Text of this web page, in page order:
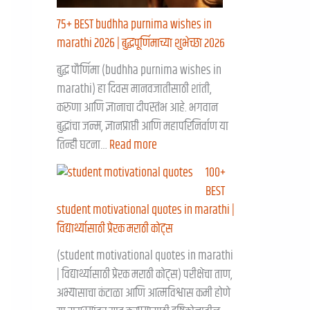
75+ BEST budhha purnima wishes in
marathi 2026 | बुद्धपूर्णिमाच्या शुभेच्छा २०२६
बुद्ध पौर्णिमा (budhha purnima wishes in
marathi) हा दिवस मानवजातीसाठी शांती,
करुणा आणि ज्ञानाचा दीपस्तंभ आहे. भगवान
बुद्धांचा जन्म, ज्ञानप्राप्ती आणि महापरिनिर्वाण या
तिन्ही घटना…Read more
100+
BEST
student motivational quotes in marathi |
विद्यार्थ्यासाठी प्रेरक मराठी कोट्स
(student motivational quotes in marathi
| विद्यार्थ्यासाठी प्रेरक मराठी कोट्स) परीक्षेचा ताण,
अभ्यासाचा कंटाळा आणि आत्मविश्वास कमी होणे